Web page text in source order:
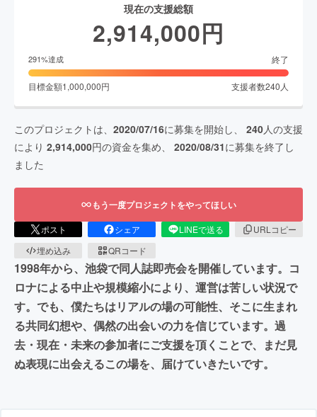
現在の支援総額
2,914,000円
291%達成 終了
目標金額1,000,000円 支援者数240 人
このプロジェクトは、 2020/07/16に募集を開始し、 240人の支援
により 2,914,000円の資金を集め、 2020/08/31に募集を終了し
ました
もう一度プロジェクトをやってほしい
ポスト シェア LINEで送る
URLコピー
埋め込み
QRコード
1998年から、池袋で同人誌即売会を開催しています。コ
ロナによる中止や規模縮小により、運営は苦しい状況で
す。でも、僕たちはリアルの場の可能性、そこに生まれ
る共同幻想や、偶然の出会いの力を信じています。過
去・現在・未来の参加者にご支援を頂くことで、まだ見
ぬ表現に出会えるこの場を、届けていきたいです。